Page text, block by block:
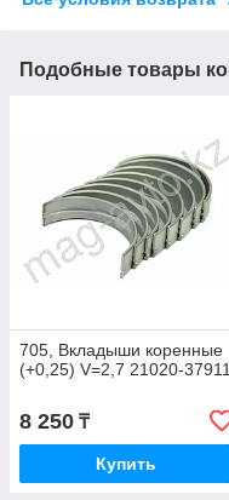
Подобные товары
705, Вкладыши коренные
(+0,25) V=2,7 21020-37911
8 250 ₸
Купить